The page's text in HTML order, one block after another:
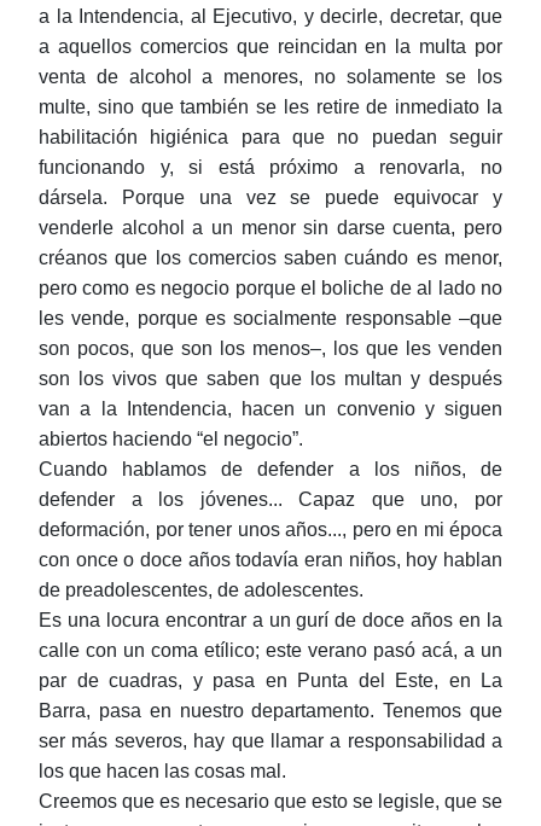
a la Intendencia, al Ejecutivo, y decirle, decretar, que
a aquellos comercios que reincidan en la multa por
venta de alcohol a menores, no solamente se los
multe, sino que también se les retire de inmediato la
habilitación higiénica para que no puedan seguir
funcionando y, si está próximo a renovarla, no
dársela. Porque una vez se puede equivocar y
venderle alcohol a un menor sin darse cuenta, pero
créanos que los comercios saben cuándo es menor,
pero como es negocio porque el boliche de al lado no
les vende, porque es socialmente responsable ‒que
son pocos, que son los menos‒, los que les venden
son los vivos que saben que los multan y después
van a la Intendencia, hacen un convenio y siguen
abiertos haciendo “el negocio”.
Cuando hablamos de defender a los niños, de
defender a los jóvenes... Capaz que uno, por
deformación, por tener unos años..., pero en mi época
con once o doce años todavía eran niños, hoy hablan
de preadolescentes, de adolescentes.
Es una locura encontrar a un gurí de doce años en la
calle con un coma etílico; este verano pasó acá, a un
par de cuadras, y pasa en Punta del Este, en La
Barra, pasa en nuestro departamento. Tenemos que
ser más severos, hay que llamar a responsabilidad a
los que hacen las cosas mal.
Creemos que es necesario que esto se legisle, que se